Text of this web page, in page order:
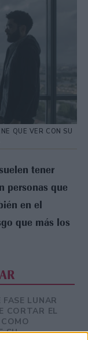
QUE VER CON SU
tener
personas que
en el
que más los
FASE LUNAR
CORTAR EL
SU